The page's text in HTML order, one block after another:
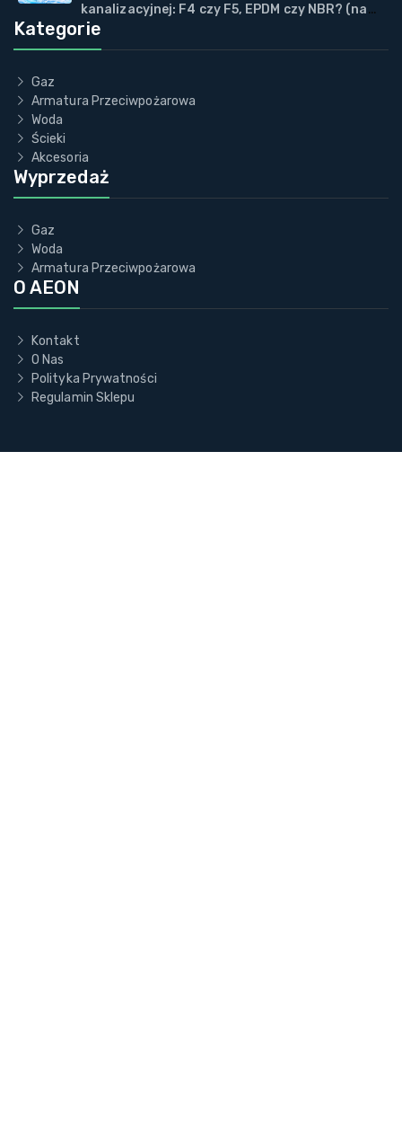
kanalizacyjnej: F4 czy F5, EPDM czy NBR? (na
przykładzie ECOVALVE™)
Kategorie
Gaz
Armatura Przeciwpożarowa
Woda
Ścieki
Akcesoria
Wyprzedaż
Gaz
Woda
Armatura Przeciwpożarowa
O AEON
Kontakt
O Nas
Polityka Prywatności
Regulamin Sklepu